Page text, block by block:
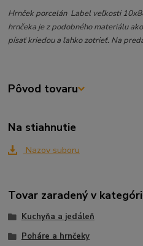
Hrnček porcelán Label veľkosti
hrnčeka je z podobného materiálu
písať kriedou a ľahko zotrieť. Na
Pôvod tovaru
Na stiahnutie
Nazov suboru
Tovar zaradený v
Kuchyňa a jedáleň
Poháre a hrnčeky